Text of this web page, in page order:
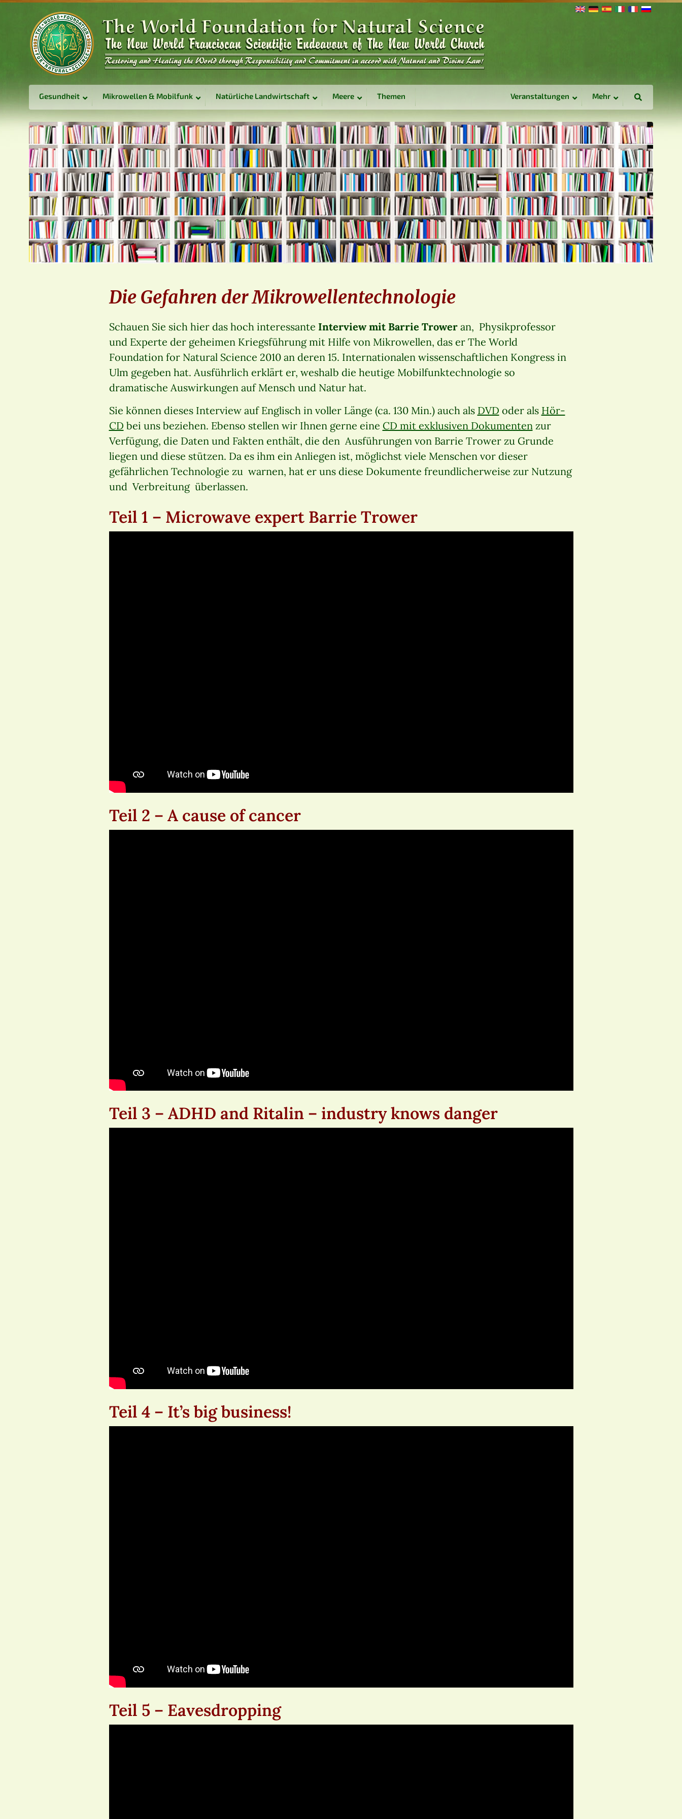
Gesundheit Mikrowellen & Mobilfunk Natürliche Landwirtschaft Meere Themen Veranstaltungen Mehr
Die Gefahren der Mikrowellentechnologie
Schauen Sie sich hier das hoch interessante Interview mit Barrie Troweran, Physikprofessor
und Experte der geheimen Kriegsführung mit Hilfe von Mikrowellen, das er The World
Foundation for Natural Science 2010 an deren 15. Internationalen wissenschaftlichen Kongress in
Ulm gegeben hat. Ausführlich erklärt er, weshalb die heutige Mobilfunktechnologie so
dramatische Auswirkungen auf Mensch und Natur hat.
Sie können dieses Interview auf Englisch in voller Länge (ca. 130 Min.) auch als DVD oder als Hör-
CD bei uns beziehen. Ebenso stellen wir Ihnen gerne eine CD mit exklusiven Dokumenten zur
Verfügung, die Daten und Fakten enthält, die den Ausführungen von Barrie Trower zu Grunde
liegen und diese stützen. Da es ihm ein Anliegen ist, möglichst viele Menschen vor dieser
gefährlichen Technologie zu warnen, hat er uns diese Dokumente freundlicherweise zur Nutzung
und Verbreitung überlassen.
Teil 1 – Microwave expert Barrie Trower
Teil 2 – A cause of cancer
Teil 3 – ADHD and Ritalin – industry knows danger
Teil 4 – It’s big business!
Teil 5 – Eavesdropping